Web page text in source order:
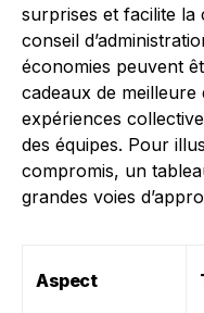
surprises et facilite la
conseil
économies peuvent
cadeaux de meilleure
expériences
des équipes. Pour
compromis, un
grandes voies
Aspect